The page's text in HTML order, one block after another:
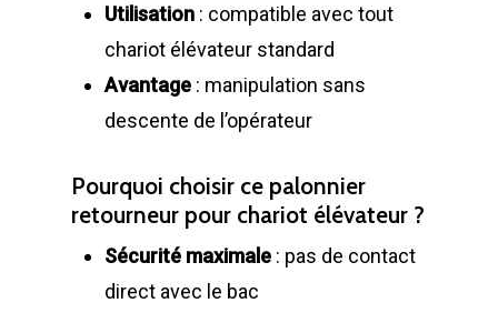
Utilisation : compatible avec tout
chariot élévateur standard
Avantage : manipulation sans
descente de l’opérateur
Pourquoi choisir ce palonnier
retourneur pour chariot élévateur ?
Sécurité maximale : pas de contact
direct avec le bac